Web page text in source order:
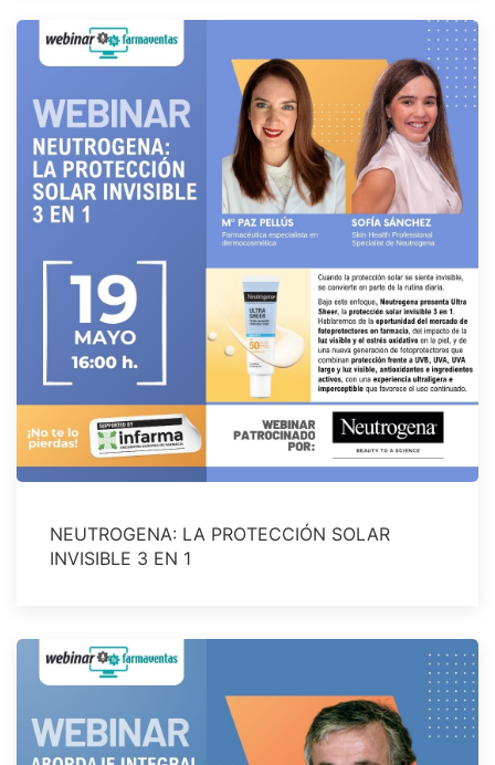
NEUTROGENA: LA PROTECCIÓN SOLAR
INVISIBLE 3 EN 1